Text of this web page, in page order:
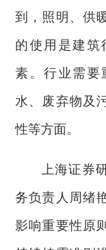
到，照明、供
的使用是建筑
素。行业需要
水、废弃物及
性等方面。
上海证券
务负责人周绪
影响重要性原